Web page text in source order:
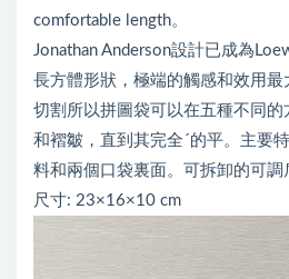
comfortable length。
Jonathan Anderson設計已成為
長方體形狀，極端的觸感和效用
切割所以拼圖袋可以在五種不同
和褶皺，直到其完全´的平。主要
料和兩個口袋裏面。可拆卸的可調
尺寸: 23×16×10 cm